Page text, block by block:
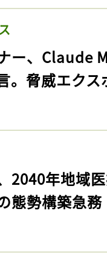
ー、Claude
。脅威エク
2040年地域
態勢構築急務
に入りに
インが必